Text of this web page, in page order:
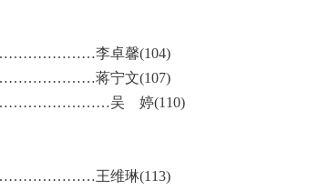
李卓馨(104)
蒋宁文(107)
吴 婷(110)
王维琳(113)